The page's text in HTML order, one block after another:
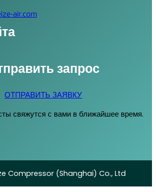
air.com
запрос
ОТПРАВИТЬ ЗАЯВКУ
свяжутся с вами в ближайшее время.
Compressor (Shanghai) Co., Ltd